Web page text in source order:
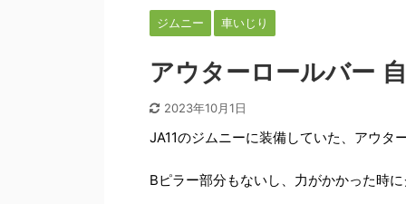
ジムニー 車いじり
アウターロールバー
2023年10月1日
JA11のジムニーに装備していた、アウタ
Bピラー部分もないし、力がかかった時